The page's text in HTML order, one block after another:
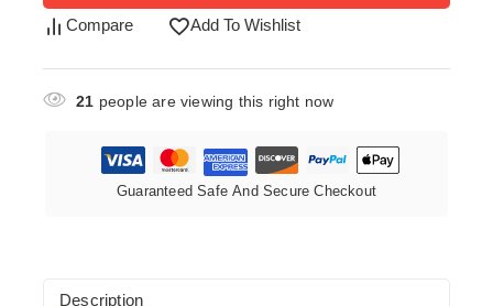
Compare Add To Wishlist
21 people are viewing this right now
Guaranteed Safe And Secure Checkout
Description